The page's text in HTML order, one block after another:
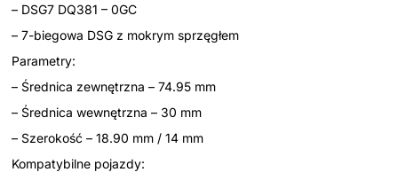
– DSG7 DQ381 – 0GC
– 7-biegowa DSG z mokrym sprzęgłem
Parametry:
– Średnica zewnętrzna – 74.95 mm
– Średnica wewnętrzna – 30 mm
– Szerokość – 18.90 mm / 14 mm
Kompatybilne pojazdy: